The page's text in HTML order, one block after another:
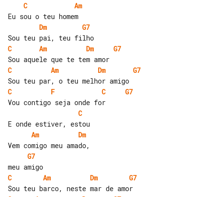
C
Am
Dm
G7
C
Am Dm
G7
C
Am Dm
G7
C
F C
G7
C
Am
Dm
G7
C
Am Dm
G7